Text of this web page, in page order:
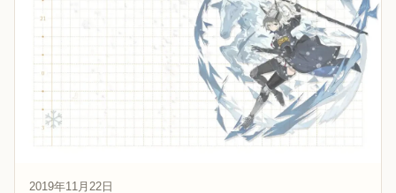
2019年11月22日